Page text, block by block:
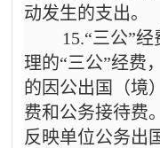
动发生的支出。
15.“三公”
理的“三公”经费
的因公出国（境
费和公务接待费
反映单位公务出